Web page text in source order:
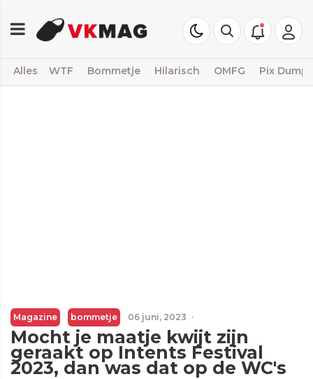
Alles WTF Bommetje Hilarisch OMFG Pix Dump
Magazine bommetje 06 juni, 2023 ·
Mocht je maatje kwijt zijn
geraakt op Intents Festival
2023, dan was dat op de WC's